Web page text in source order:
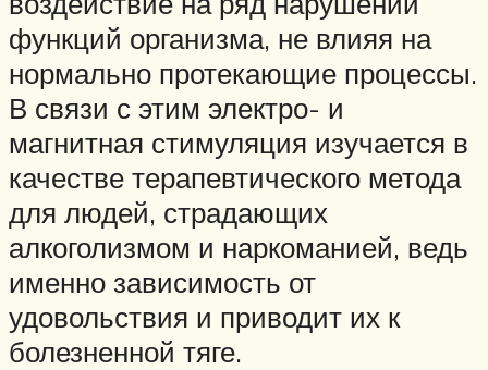
функций организма, не влияя на
нормально протекающие процессы.
В связи с этим электро- и
магнитная стимуляция изучается в
качестве терапевтического метода
для людей, страдающих
алкоголизмом и наркоманией, ведь
именно зависимость от
удовольствия и приводит их к
болезненной тяге.